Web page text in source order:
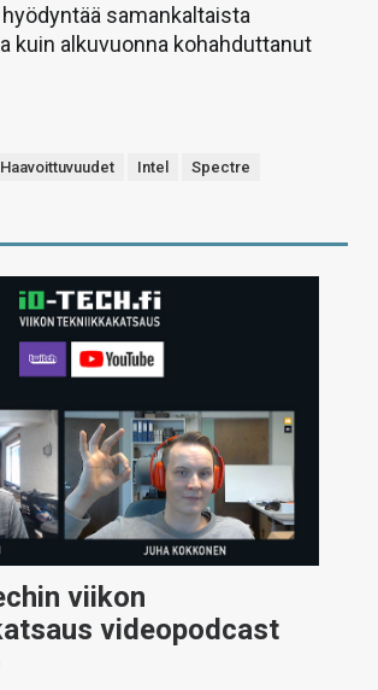
samankaltaista
kuin alkuvuonna kohahduttanut
Haavoittuvuudet Intel
Spectre
viikon
videopodcast